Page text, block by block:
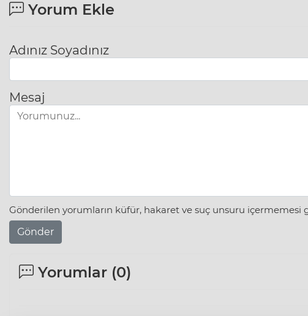
Yorum Ekle
Adınız Soyadınız
Mesaj
Gönderilen yorumların küfür, hakaret ve suç unsuru içermemesi
Gönder
Yorumlar (0)